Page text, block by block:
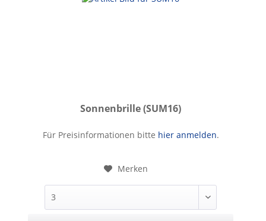
Sonnenbrille (SUM16)
Sonnenbrille
Für Preisinformationen bitte hier anmelden.
Merken